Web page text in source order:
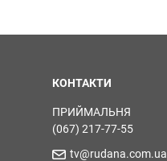
КОНТАКТИ
ПРИЙМАЛЬНЯ
(067) 217-77-55
tv@rudana.com.ua